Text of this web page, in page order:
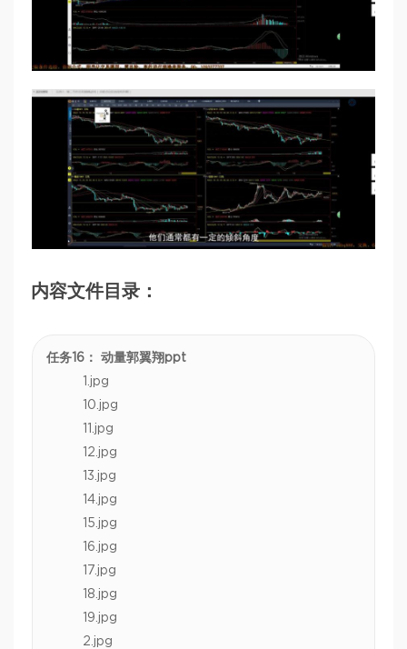
内容文件目录：
任务16： 动量郭翼翔ppt
1.jpg
10.jpg
11.jpg
12.jpg
13.jpg
14.jpg
15.jpg
16.jpg
17.jpg
18.jpg
19.jpg
2.jpg